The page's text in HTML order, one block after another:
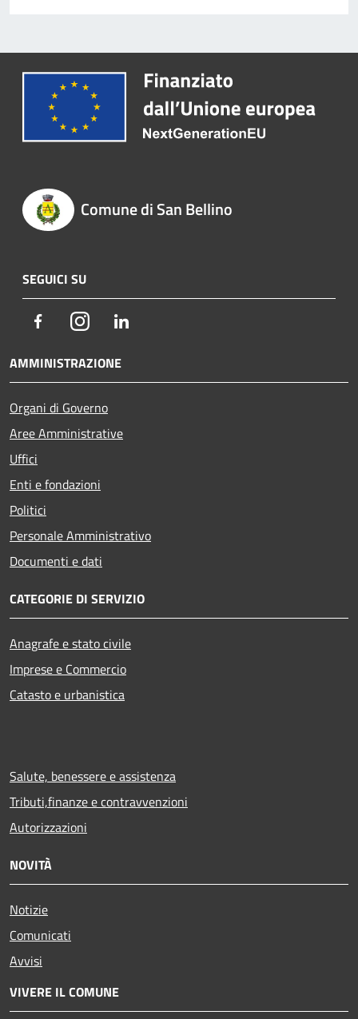
Comune di San Bellino
SEGUICI SU
FacebookInstagram
AMMINISTRAZIONE
Organi di Governo
Aree Amministrative
Uffici
Enti e fondazioni
Politici
Personale Amministrativo
Documenti e dati
CATEGORIE DI SERVIZIO
Anagrafe e stato civile
Imprese e Commercio
Catasto e urbanistica
Salute, benessere e assistenza
Tributi,finanze e contravvenzioni
Autorizzazioni
NOVITÀ
Notizie
Comunicati
Avvisi
VIVERE IL COMUNE